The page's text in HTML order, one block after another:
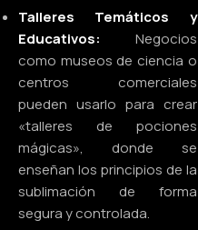
Talleres Temáticos y
Educativos:
Negocios
como museos de ciencia o
centros comerciales
pueden usarlo para crear
«talleres de pociones
mágicas», donde se
enseñan los principios de la
sublimación de forma
segura y controlada.